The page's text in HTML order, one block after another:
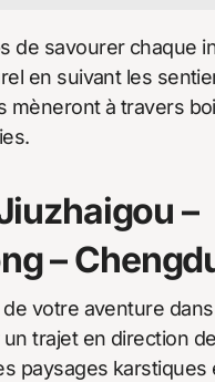
de savourer chaque
en suivant les
mèneront à travers
–
–
votre aventure
trajet en direction de
paysages karstiques